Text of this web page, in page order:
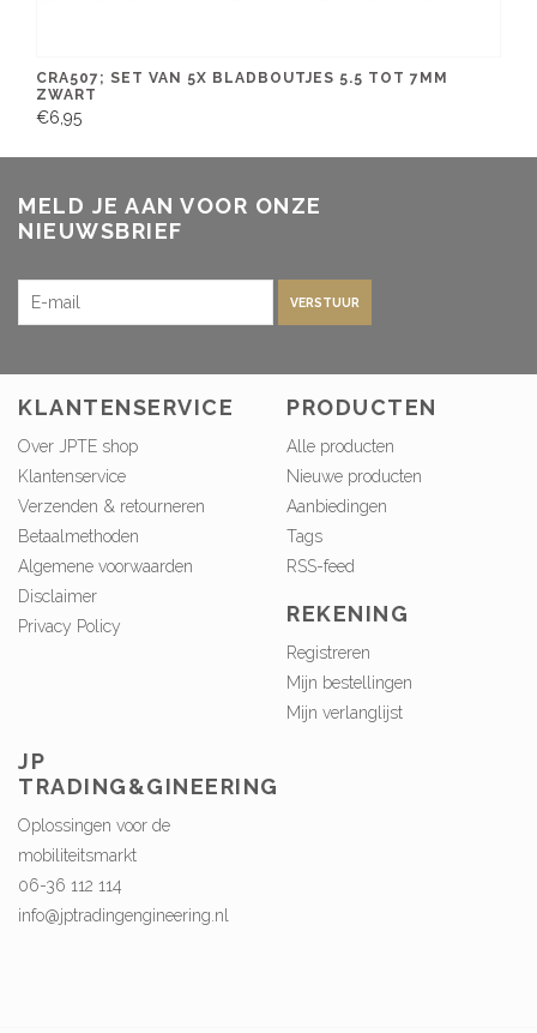
CRA507; SET VAN 5X BLADBOUTJES 5.5 TOT 7MM
ZWART
€6,95
MELD JE AAN VOOR ONZE
NIEUWSBRIEF
VERSTUUR
KLANTENSERVICE
Over JPTE shop
Klantenservice
Verzenden & retourneren
Betaalmethoden
Algemene voorwaarden
Disclaimer
Privacy Policy
PRODUCTEN
Alle producten
Nieuwe producten
Aanbiedingen
Tags
RSS-feed
REKENING
Registreren
Mijn bestellingen
Mijn verlanglijst
JP
TRADING&GINEERING
Oplossingen voor de
mobiliteitsmarkt
06-36 112 114
info@jptradingengineering.nl